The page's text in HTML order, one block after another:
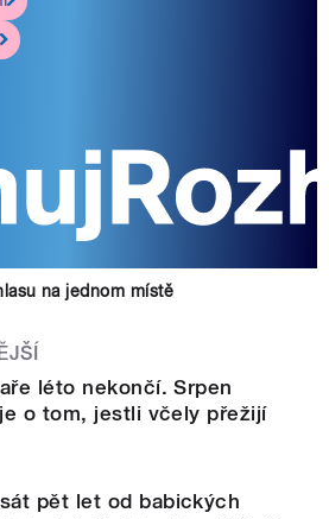
na jednom místě
léto nekončí. Srpen
o tom, jestli včely přežijí
pět let od babických